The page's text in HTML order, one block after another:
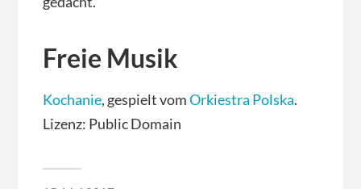
Freie Musik
Kochanie, gespielt vomOrkiestra Polska.
Lizenz: Public Domain